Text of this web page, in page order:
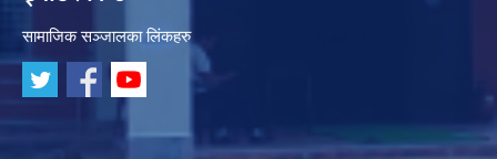
सामाजिक सञ्जालका लिंकहरु